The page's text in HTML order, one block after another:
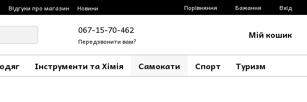
Відгуки про магазин Новини Порівняння Бажання Вхід
067-15-70-462
Передзвонити вам?
Мій кошик
Інструменти та Хімія Самокати Спорт Туризм